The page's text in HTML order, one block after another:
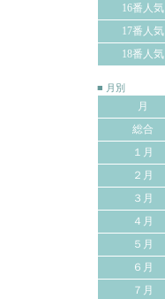
16番人気
17番人気
18番人気
■ 月別
月
総合
１月
２月
３月
４月
５月
６月
７月